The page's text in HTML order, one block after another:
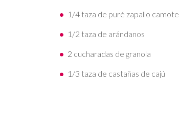
1/4 taza de puré zapallo camote
1/2 taza de arándanos
2 cucharadas de granola
1/3 taza de castañas de cajú